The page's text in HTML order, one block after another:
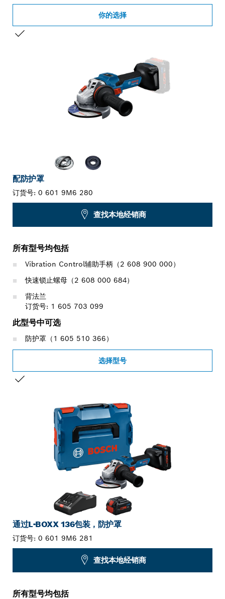
你的选择
配防护罩
订货号: 0 601 9M6 280
查找本地经销商
所有型号均包括
Vibration Control辅助手柄（2 608 900 000）
快速锁止螺母（2 608 000 684）
背法兰
订货号: 1 605 703 099
此型号中可选
防护罩（1 605 510 366）
选择型号
通过L-BOXX 136包装，防护罩
订货号: 0 601 9M6 281
查找本地经销商
所有型号均包括